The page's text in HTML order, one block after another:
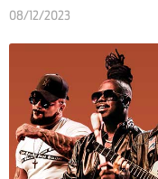
08/12/2023